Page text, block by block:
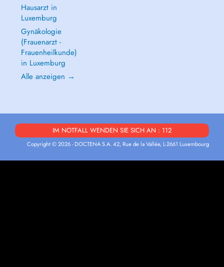
Hausarzt in
Luxemburg
Gynäkologie
(Frauenarzt -
Frauenheilkunde)
in Luxemburg
Alle anzeigen →
IM NOTFALL WENDEN SIE SICH AN : 112
Copyright © 2026 - DOCTENA S.A. 42, Rue de la Vallée, L-2661 Luxembourg